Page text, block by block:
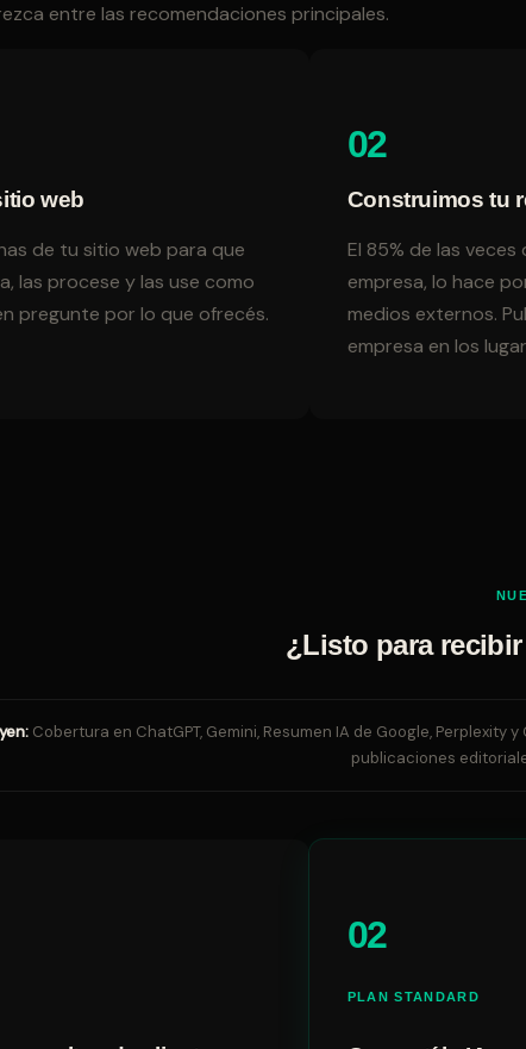
entre las recomendaciones principales.
web
de tu sitio web para que
las procese y las use como
pregunte por lo que ofrecés.
02
Construimos tu
El 85% de las
empresa, lo hace
medios externos.
empresa en los
¿Listo para
Cobertura en ChatGPT, Gemini, Resumen IA de Google, Perplexity
publicaciones
02
PLAN STANDARD